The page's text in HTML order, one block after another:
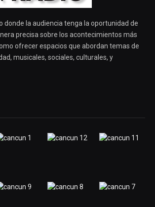
donde la audiencia tenga la oportunidad de
precisa sobre los acontecimientos más
ofrecer espacios que abordan temas de
musicales, sociales, culturales, y